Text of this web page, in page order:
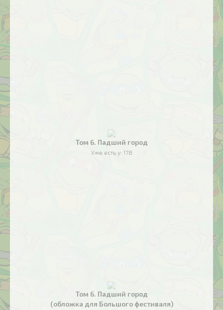
Том 6. Падший город
Уже есть у: 178
Том 6. Падший город
(обложка для Большого фестиваля)